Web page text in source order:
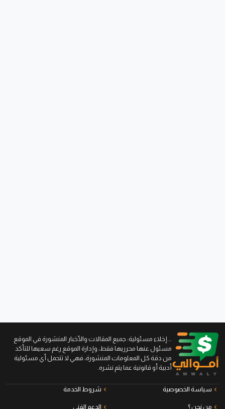
...إخلاء مسئولية: جميع المقالات والأخبار المنشورة في الموقع
مسئول عنها محرريها فقط، وإدارة الموقع رغم سعيها للتأكد
من دقة كل المعلومات المنشورة، فهي لا تتحمل أي مسئولية
أدبية أو قانونية عما يتم نشره.
سياسة الخصوصية شروط الخدمة
من نحن ؟ الدعم الفني